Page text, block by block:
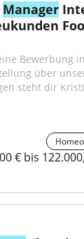
Manager
Bewerbung
steht dir
€ bis